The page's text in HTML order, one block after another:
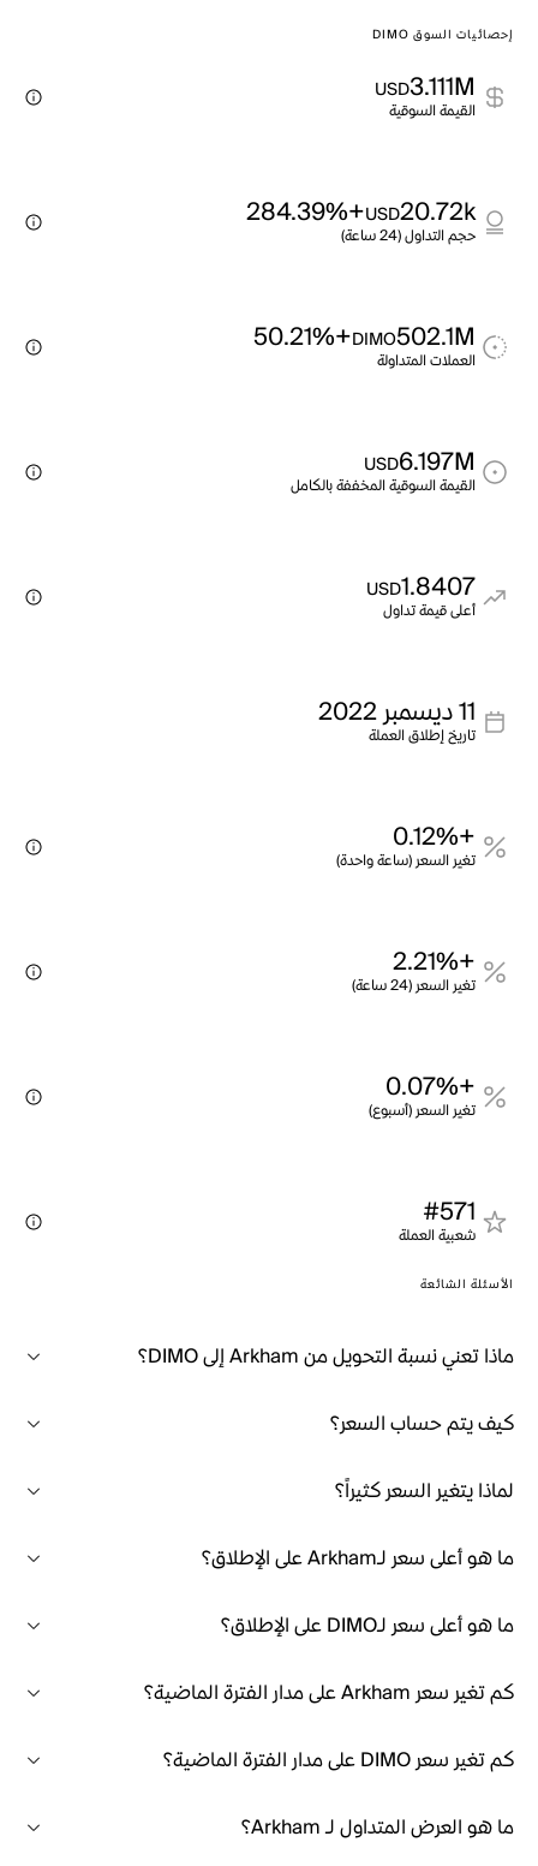
إحصائيات السوق DIMO
3.111M
USD
القيمة السوقية
20.72k
USD
+284.39%
حجم التداول (24 ساعة)
502.1M
DIMO
+50.21%
العملات المتداولة
6.197M
USD
القيمة السوقية المخففة بالكامل
1.8407
USD
أعلى قيمة تداول
11 ديسمبر 2022
تاريخ إطلاق العملة
+0.12%
تغير السعر (ساعة واحدة)
+2.21%
تغير السعر (24 ساعة)
+0.07%
تغير السعر (أسبوع)
#571
شعبية العملة
الأسئلة الشائعة
ماذا تعني نسبة التحويل من Arkham إلى DIMO؟
كيف يتم حساب السعر؟
لماذا يتغير السعر كثيراً؟
ما هو أعلى سعر لـArkham على الإطلاق؟
ما هو أعلى سعر لـDIMO على الإطلاق؟
كم تغير سعر Arkham على مدار الفترة الماضية؟
كم تغير سعر DIMO على مدار الفترة الماضية؟
ما هو العرض المتداول لـ Arkham؟